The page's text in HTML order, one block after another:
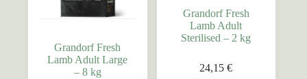
Grandorf Fresh
Lamb Adult Large
– 8 kg
Grandorf Fresh
Lamb Adult
Sterilised – 2 kg
24,15€